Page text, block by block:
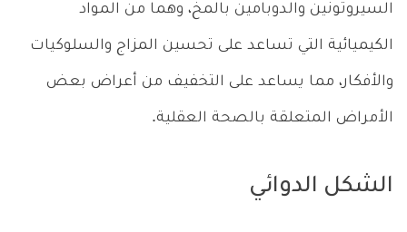
السيروتونين والدوبامين بالمخ، وهما من المواد
الكيميائية التي تساعد على تحسين المزاج والسلوكيات
والأفكار، مما يساعد على التخفيف من أعراض بعض
الأمراض المتعلقة بالصحة العقلية.
الشكل الدوائي